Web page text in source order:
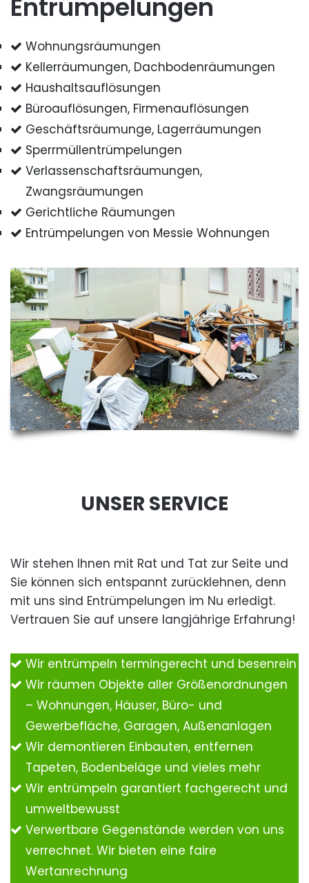
Entrümpelungen
Wohnungsräumungen
Kellerräumungen, Dachbodenräumungen
Haushaltsauflösungen
Büroauflösungen, Firmenauflösungen
Geschäftsräumunge, Lagerräumungen
Sperrmüllentrümpelungen
Verlassenschaftsräumungen,
Zwangsräumungen
Gerichtliche Räumungen
Entrümpelungen von Messie Wohnungen
UNSER SERVICE
Wir stehen Ihnen mit Rat und Tat zur Seite und
Sie können sich entspannt zurücklehnen, denn
mit uns sind Entrümpelungen im Nu erledigt.
Vertrauen Sie auf unsere langjährige Erfahrung!
Wir entrümpeln termingerecht und besenrein
Wir räumen Objekte aller Größenordnungen
– Wohnungen, Häuser, Büro- und
Gewerbefläche, Garagen, Außenanlagen
Wir demontieren Einbauten, entfernen
Tapeten, Bodenbeläge und vieles mehr
Wir entrümpeln garantiert fachgerecht und
umweltbewusst
Verwertbare Gegenstände werden von uns
verrechnet. Wir bieten eine faire
Wertanrechnung